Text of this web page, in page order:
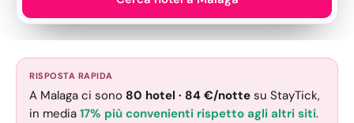
RISPOSTA RAPIDA
A Malaga ci sono 80 hotel · 84 €/notte su StayTick,
in media 17% più convenienti rispetto agli altri siti.